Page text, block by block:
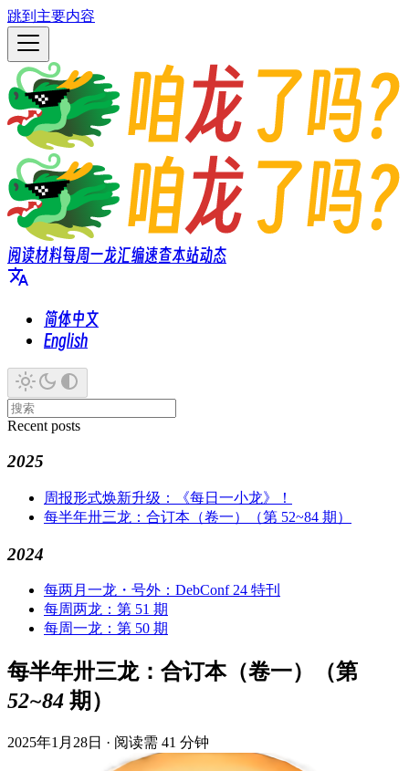
跳到主要内容
阅读材料每周一龙汇编速查本站动态
简体中文
English
Recent posts
2025
周报形式焕新升级：《每日一小龙》！
每半年卅三龙：合订本（卷一）（第 52~84 期）
2024
每两月一龙・号外：DebConf 24 特刊
每周两龙：第 51 期
每周一龙：第 50 期
每半年卅三龙：合订本（卷一）（第
52~84 期）
2025年1月28日 · 阅读需 41 分钟